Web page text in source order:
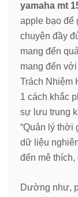
yamaha mt
apple bạo để
chuyện đầy
mang đến
mang đến
Trách Nhiệm
1 cách khắc
sự lưu trung
“Quản lý thời
dữ liệu
đến mê
Dường như,